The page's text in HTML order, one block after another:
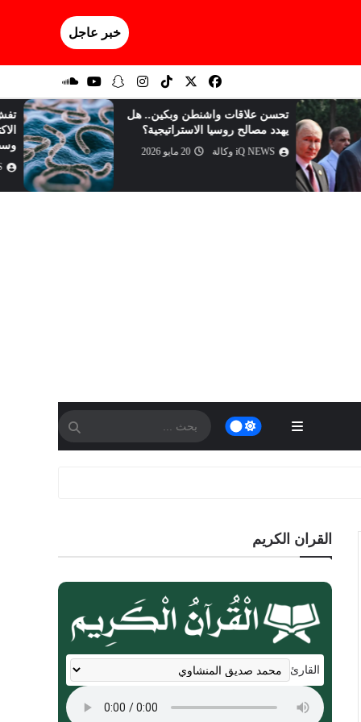
خبر عاجل
وبكين.. هل
20 مايو 2026
تفش صامت لـ "إيبولا" يسبق
الاكتشاف.. سلالة نادرة بلا علاج تهدد
وسط أفريقي...
20 مايو 2026
القران الكريم
القارئ